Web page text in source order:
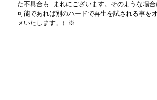
た不具合も まれにございます。そのような場合
可能であれば別のハードで再生を試される事を
メいたします。）※